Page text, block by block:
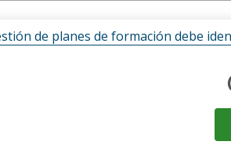
de planes de formación debe